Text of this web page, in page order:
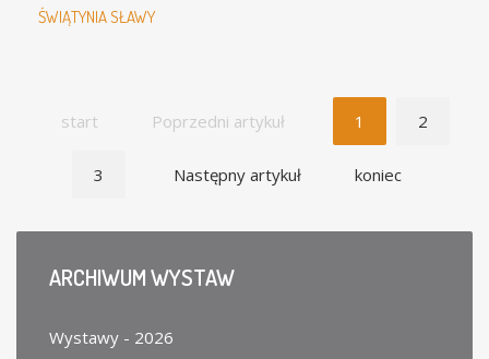
ŚWIĄTYNIA SŁAWY
start Poprzedni artykuł 1 2
3 Następny artykuł koniec
ARCHIWUMWYSTAW
Wystawy - 2026